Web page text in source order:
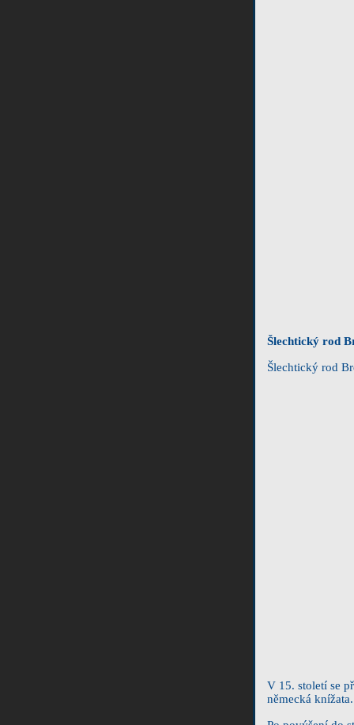
Šlechtický rod
Šlechtický rod
V 15. století se
německá